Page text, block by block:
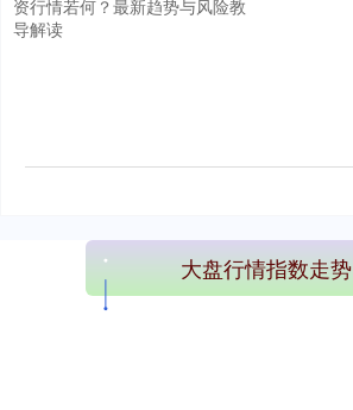
资行情若何？最新趋势与风险教
导解读
大盘行情指数走势